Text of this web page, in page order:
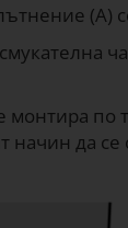
(А)
монтира по
начин да